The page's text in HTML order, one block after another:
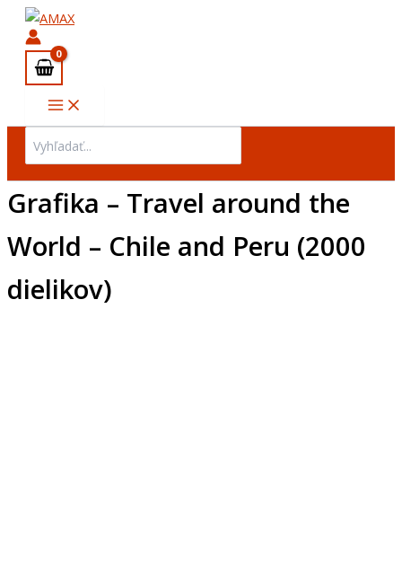
Preskočiť
obsah
for:
Grafika – Travel around the
World – Chile and Peru (2000
dielikov)
množstvo
Grafika
Travel
around
and
Peru
(2000